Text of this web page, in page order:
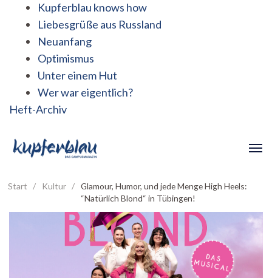
Kupferblau knows how
Liebesgrüße aus Russland
Neuanfang
Optimismus
Unter einem Hut
Wer war eigentlich?
Heft-Archiv
Start / Kultur /
Glamour, Humor, und jede Menge High Heels:
“Natürlich Blond“ in Tübingen!